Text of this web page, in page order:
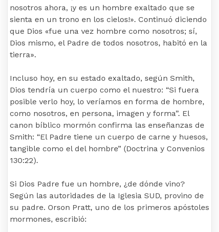
nosotros ahora, ¡y es un hombre exaltado que se
sienta en un trono en los cielos!». Continuó diciendo
que Dios «fue una vez hombre como nosotros; sí,
Dios mismo, el Padre de todos nosotros, habitó en la
tierra».
Incluso hoy, en su estado exaltado, según Smith,
Dios tendría un cuerpo como el nuestro: “Si fuera
posible verlo hoy, lo veríamos en forma de hombre,
como nosotros, en persona, imagen y forma”. El
canon bíblico mormón confirma las enseñanzas de
Smith: “El Padre tiene un cuerpo de carne y huesos,
tangible como el del hombre” (Doctrina y Convenios
130:22).
Si Dios Padre fue un hombre, ¿de dónde vino?
Según las autoridades de la Iglesia SUD, provino de
su padre. Orson Pratt, uno de los primeros apóstoles
mormones, escribió: